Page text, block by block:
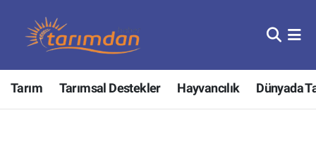
Tarım Tarımsal Destekler Hayvancılık Dünyada
Tarım
Hayvancılık
Nöbetçi Eczaneler
Hava Durumu